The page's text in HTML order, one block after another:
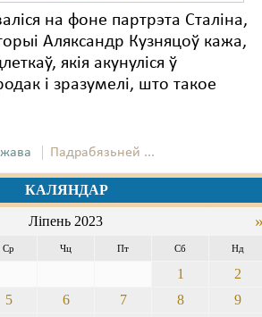
на фоне партрэта Сталіна,
Аляксандр Кузняцоў кажа,
якія акунуліся ў
і зразумелі, што такое
Падрабязьней ...
КАЛЯНДАР
Ліпень 2023
Ср Чц Пт Сб Нд
1
2
5 6 7 8
9